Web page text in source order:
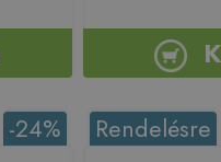
-24% Rendelésre